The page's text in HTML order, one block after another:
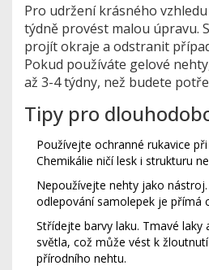
Pro udržení krásného
týdně provést malou úpravu.
projít okraje a odstranit
Pokud používáte gelové
až 3-4 týdny, než budete
Tipy pro
Používejte ochranné rukavice
Chemikálie ničí lesk i strukturu
Nepoužívejte nehty jako
odlepování samolepek je přímá
Střídejte barvy laku. Tmavé laky
světla, což může vést k
přírodního nehtu.